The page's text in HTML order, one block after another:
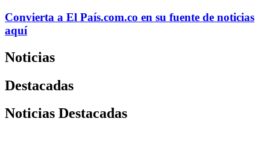
Convierta a El País.com.co en su fuente de noticias
aquí
Noticias
Destacadas
Noticias Destacadas